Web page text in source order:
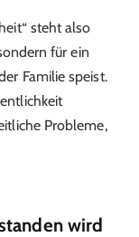
steht also
für ein
Familie speist.
Probleme,
wird